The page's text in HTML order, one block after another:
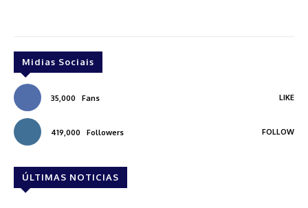
Midias Sociais
35,000 Fans LIKE
419,000 Followers FOLLOW
ÚLTIMAS NOTICIAS